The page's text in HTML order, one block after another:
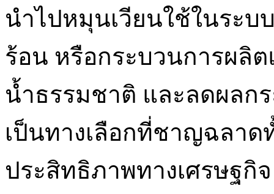
นำไปหมุนเวียนใช้ในระบ
ร้อน หรือกระบวนการผลิ
น้ำธรรมชาติ และลดผลก
เป็นทางเลือกที่ชาญฉลา
ประสิทธิภาพทางเศรษฐกิ